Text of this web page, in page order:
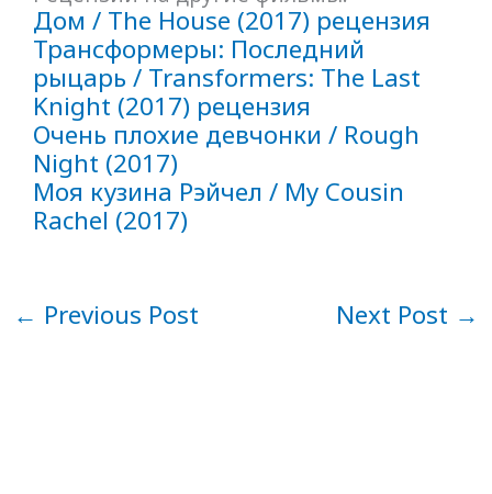
Дом / The House (2017) рецензия
Трансформеры: Последний
рыцарь / Transformers: The Last
Knight (2017) рецензия
Очень плохие девчонки / Rough
Night (2017)
Моя кузина Рэйчел / My Cousin
Rachel (2017)
← Previous Post Next Post →